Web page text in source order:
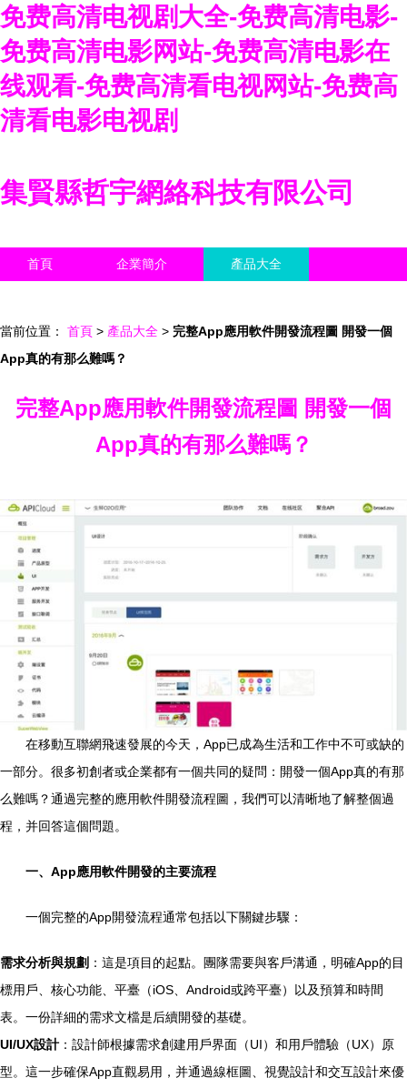
免费高清电视剧大全-免费高清电影-
免费高清电影网站-免费高清电影在
线观看-免费高清看电视网站-免费高
清看电影电视剧
集賢縣哲宇網絡科技有限公司
首頁 企業簡介 產品大全
當前位置： 首頁 > 產品大全 > 完整App應用軟件開發流程圖 開發一個
App真的有那么難嗎？
完整App應用軟件開發流程圖 開發一個
App真的有那么難嗎？
在移動互聯網飛速發展的今天，App已成為生活和工作中不可或缺的
一部分。很多初創者或企業都有一個共同的疑問：開發一個App真的有那
么難嗎？通過完整的應用軟件開發流程圖，我們可以清晰地了解整個過
程，并回答這個問題。
一、App應用軟件開發的主要流程
一個完整的App開發流程通常包括以下關鍵步驟：
需求分析與規劃 ：這是項目的起點。團隊需要與客戶溝通，明確App的目
標用戶、核心功能、平臺（iOS、Android或跨平臺）以及預算和時間
表。一份詳細的需求文檔是后續開發的基礎。
UI/UX設計：設計師根據需求創建用戶界面（UI）和用戶體驗（UX）原
型。這一步確保App直觀易用，并通過線框圖、視覺設計和交互設計來優